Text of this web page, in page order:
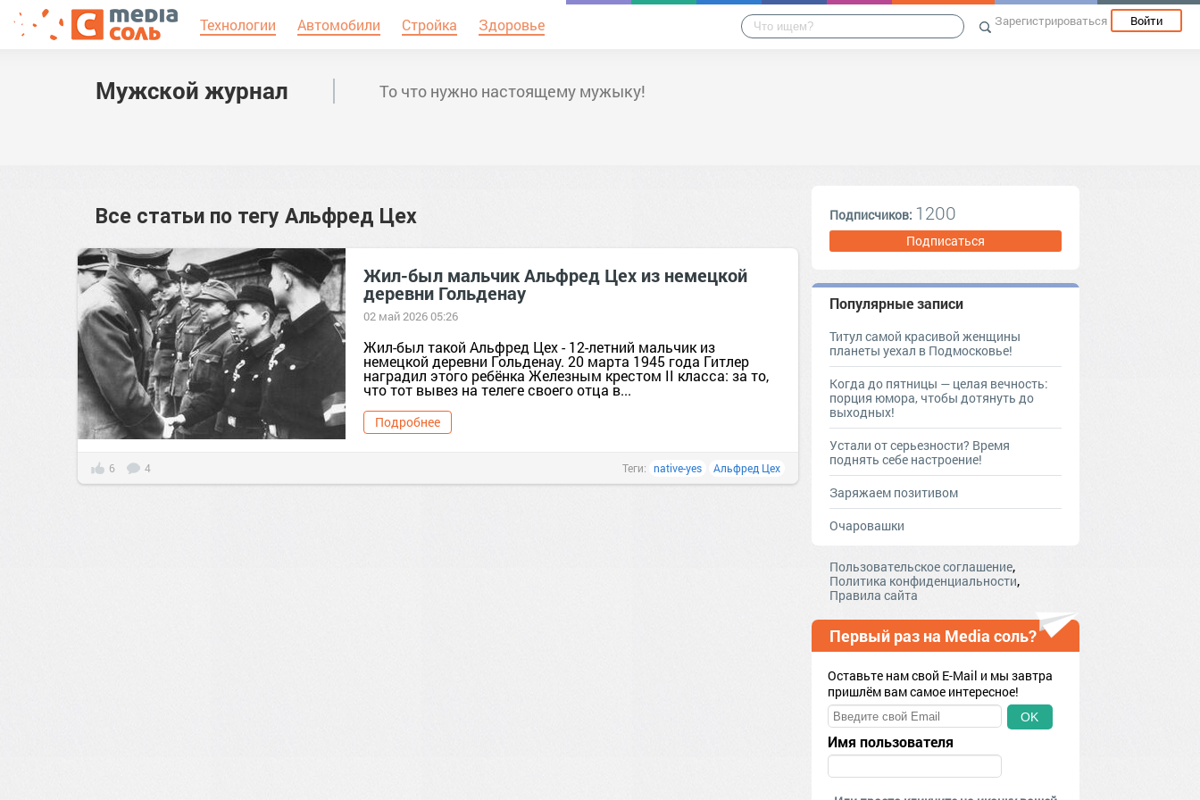
Технологии Автомобили Стройка Здоровье Зарегистрироваться Войти
Мужской журнал То что нужно настоящему мужыку!
Все статьи по тегу Альфред Цех
Жил-был мальчик Альфред Цех из немецкой
деревни Гольденау
02 май 2026 05:26
Жил-был такой Альфред Цех - 12-летний мальчик из
немецкой деревни Гольденау. 20 марта 1945 года Гитлер
наградил этого ребёнка Железным крестом II класса: за то,
что тот вывез на телеге своего отца в...
Подробнее
6 4 Теги: native-yes Альфред Цех
Подписчиков: 1200
Подписаться
Популярные записи
Титул самой красивой женщины
планеты уехал в Подмосковье!
Когда до пятницы — целая вечность:
порция юмора, чтобы дотянуть до
выходных!
Устали от серьезности? Время
поднять себе настроение!
Заряжаем позитивом
Очаровашки
Пользовательское соглашение,
Политика конфиденциальности,
Правила сайта
Первый раз на Media соль?
Оставьте нам свой E-Mail и мы завтра
пришлём вам самое интересное!
OK
Имя пользователя